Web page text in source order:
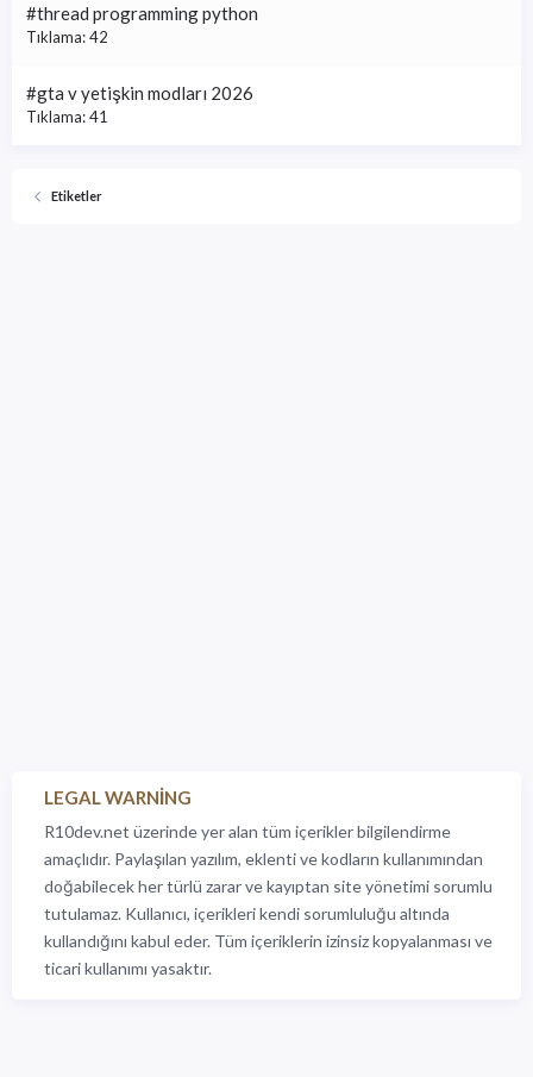
#thread programming python
Tıklama: 42
#gta v yetişkin modları 2026
Tıklama: 41
Etiketler
LEGAL WARNING
R10dev.net üzerinde yer alan tüm içerikler bilgilendirme
amaçlıdır. Paylaşılan yazılım, eklenti ve kodların kullanımından
doğabilecek her türlü zarar ve kayıptan site yönetimi sorumlu
tutulamaz. Kullanıcı, içerikleri kendi sorumluluğu altında
kullandığını kabul eder. Tüm içeriklerin izinsiz kopyalanması ve
ticari kullanımı yasaktır.